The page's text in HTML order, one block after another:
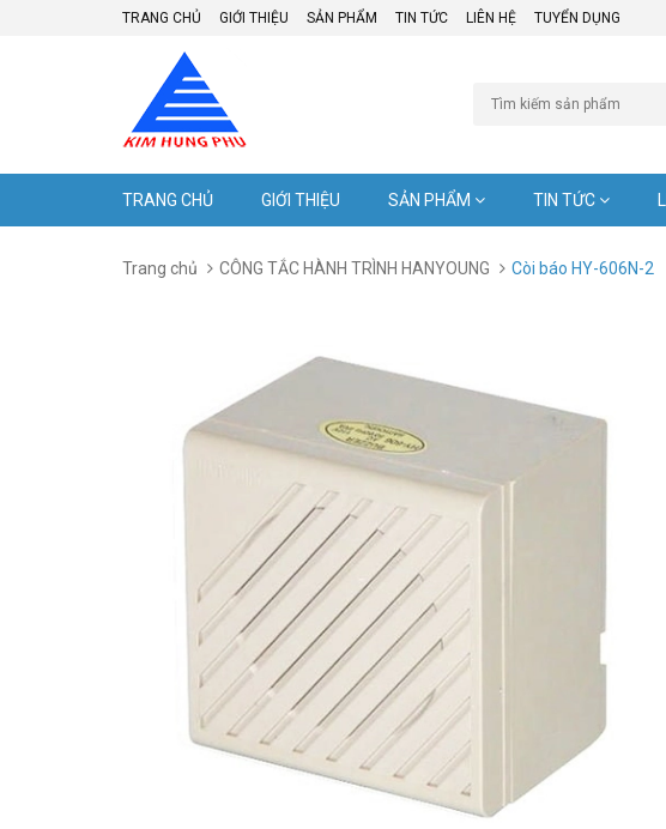
TRANG CHỦ GIỚI THIỆU SẢN PHẨM TIN TỨC LIÊN HỆ TUYỂN DỤNG
TRANG CHỦ GIỚI THIỆU SẢN PHẨM TIN TỨC
Trang chủ CÔNG TẮC HÀNH TRÌNH HANYOUNG Còi báo HY-606N-2